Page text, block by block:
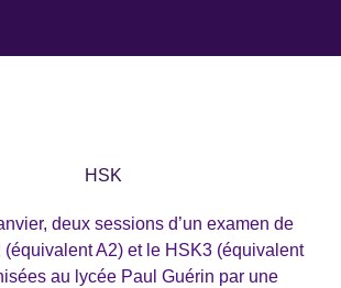
deux sessions d’un examen de
A2) et le HSK3 (équivalent
au lycée Paul Guérin par une